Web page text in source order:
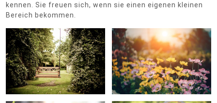
kennen. Sie freuen sich, wenn sie einen eigenen kleinen
Bereich bekommen.